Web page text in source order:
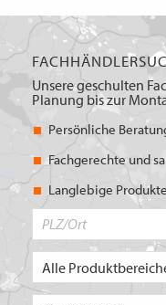
Unsere geschulten
Planung bis zur
Persönliche
Fachgerechte und
Langlebige